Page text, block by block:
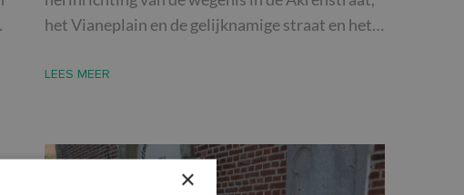
het Vianeplain en de gelijknamige straat en het…
LEES MEER
×